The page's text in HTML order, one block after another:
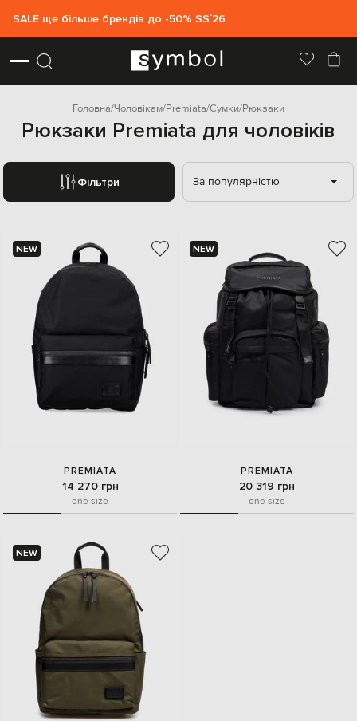
SALE ще більше брендів до -50% SS`26
Головна Чоловікам Premiata Сумки Рюкзаки
Рюкзаки Premiata для чоловіків
Фільтри За популярністю
NEW
PREMIATA
14 270 грн
one size
NEW
PREMIATA
20 319 грн
one size
NEW